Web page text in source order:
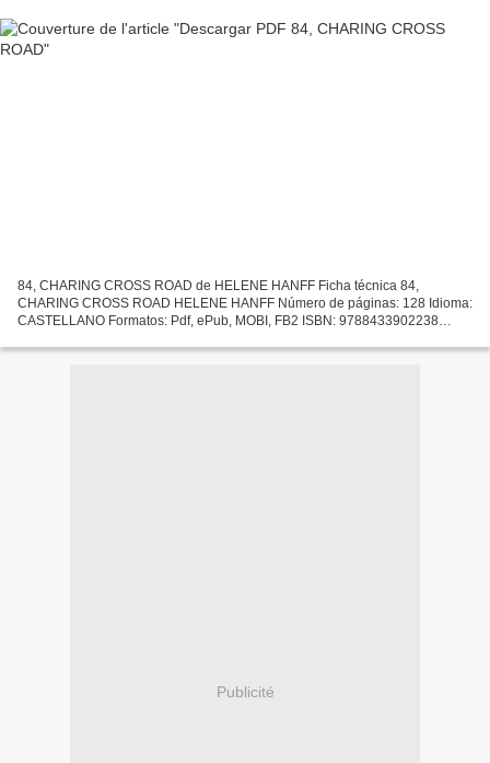
84, CHARING CROSS ROAD de HELENE HANFF Ficha técnica 84,
CHARING CROSS ROAD HELENE HANFF Número de páginas: 128 Idioma:
CASTELLANO Formatos: Pdf, ePub, MOBI, FB2 ISBN: 9788433902238
Descargar...
Publicité